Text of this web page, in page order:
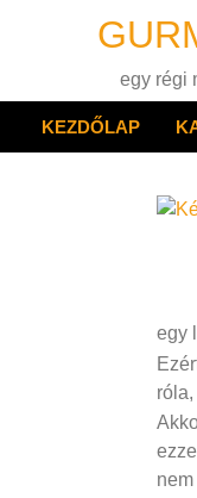
egy régi
KEZDŐLAP
egy